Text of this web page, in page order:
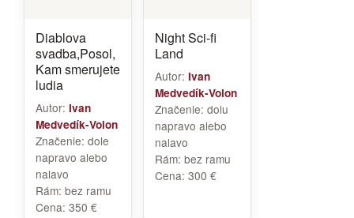
Diablova
svadba,Posol,
Kam smerujete
ludia
Autor: Ivan
Medvedík-Volon
Značenie: dole
napravo alebo
nalavo
Rám: bez ramu
Cena: 350 €
Night Sci-fi
Land
Autor: Ivan
Medvedík-Volon
Značenie: dolu
napravo alebo
nalavo
Rám: bez ramu
Cena: 300 €